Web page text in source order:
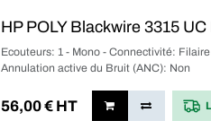
HP POLY Blackwire 3315
Ecouteurs: 1 - Mono - Connectivité:
Annulation active du Bruit (ANC): Non
56,00€ HT